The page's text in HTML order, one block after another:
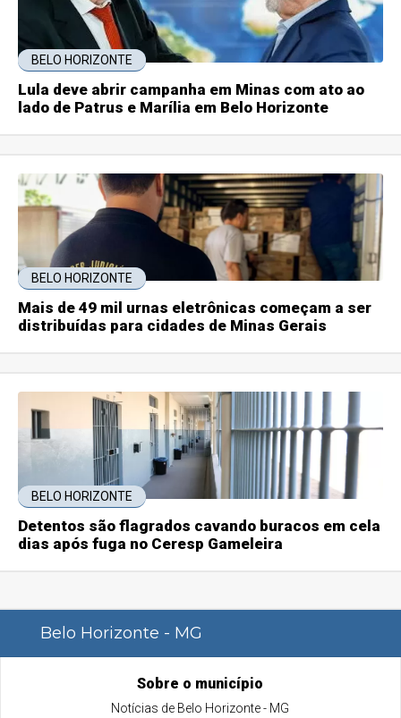
BELO HORIZONTE
Lula deve abrir campanha em Minas com ato ao
lado de Patrus e Marília em Belo Horizonte
BELO HORIZONTE
Mais de 49 mil urnas eletrônicas começam a ser
distribuídas para cidades de Minas Gerais
BELO HORIZONTE
Detentos são flagrados cavando buracos em cela
dias após fuga no Ceresp Gameleira
Belo Horizonte - MG
Sobre o município
Notícias de Belo Horizonte - MG